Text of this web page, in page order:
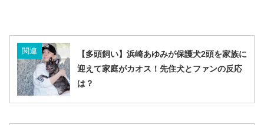
関連
【多頭飼い】浜崎あゆみが保護犬2頭を家族に
迎えて家庭がカオス！先住犬とファンの反応
は？